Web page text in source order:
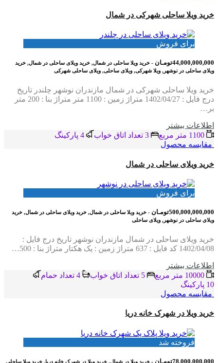
خرید ویلا ساحلی شهرکی در شمال
برای فروش
44,000,000,000تومـان
- خرید ویلا ساحلی در شمال, خرید ویلای ساحلی در شمال, خرید
ویلای ساحلی در نوشهر, ویلا شهرکی, ویلای ساحلی, ویلای ساحلی شهرکی
خرید ویلا ساحلی شهرکی در شمال مازندران نوشهر چلندر تاریخ
درج فایل : 1402/04/27 متراژ زمین : 1100 متر متراژ بنا : 200 متر
بر…
اطلاعات بيشتر
مقایسه محصول
خرید ویلای ساحلی در شمال
برای فروش
500,000,000,000تومـان
- خرید ویلا ساحلی در شمال, خرید ویلای ساحلی در شمال, خرید
ویلای ساحلی در نوشهر, ویلای ساحلی
خرید ویلای ساحلی در شمال مازندران نوشهر تاریخ درج فایل :
1402/04/08 کد فایل : 637 متراژ زمین : یک هکتار متراژ بنا : 500…
اطلاعات بيشتر
10 پاركينگ
مقایسه محصول
خرید ویلا در شهرک خانه دریا
فروخته شد
78,000,000,000تومـان - خرید ویلا در شمال, خرید ویلا در شهرک خانه دریا, خرید ویلا ساحلی